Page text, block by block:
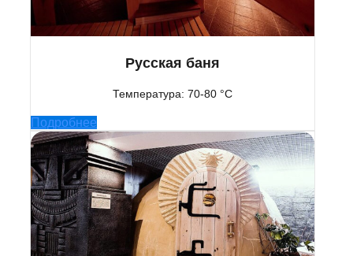
Русская баня
Температура: 70-80 °C
Подробнее